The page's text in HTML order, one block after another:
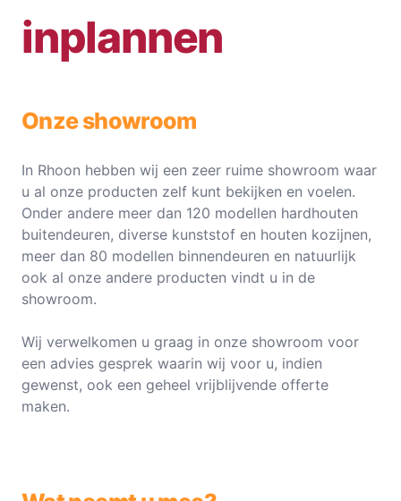
inplannen
Onze showroom
In Rhoon hebben wij een zeer ruime showroom waar
u al onze producten zelf kunt bekijken en voelen.
Onder andere meer dan 120 modellen hardhouten
buitendeuren, diverse kunststof en houten kozijnen,
meer dan 80 modellen binnendeuren en natuurlijk
ook al onze andere producten vindt u in de
showroom.
Wij verwelkomen u graag in onze showroom voor
een advies gesprek waarin wij voor u, indien
gewenst, ook een geheel vrijblijvende offerte
maken.